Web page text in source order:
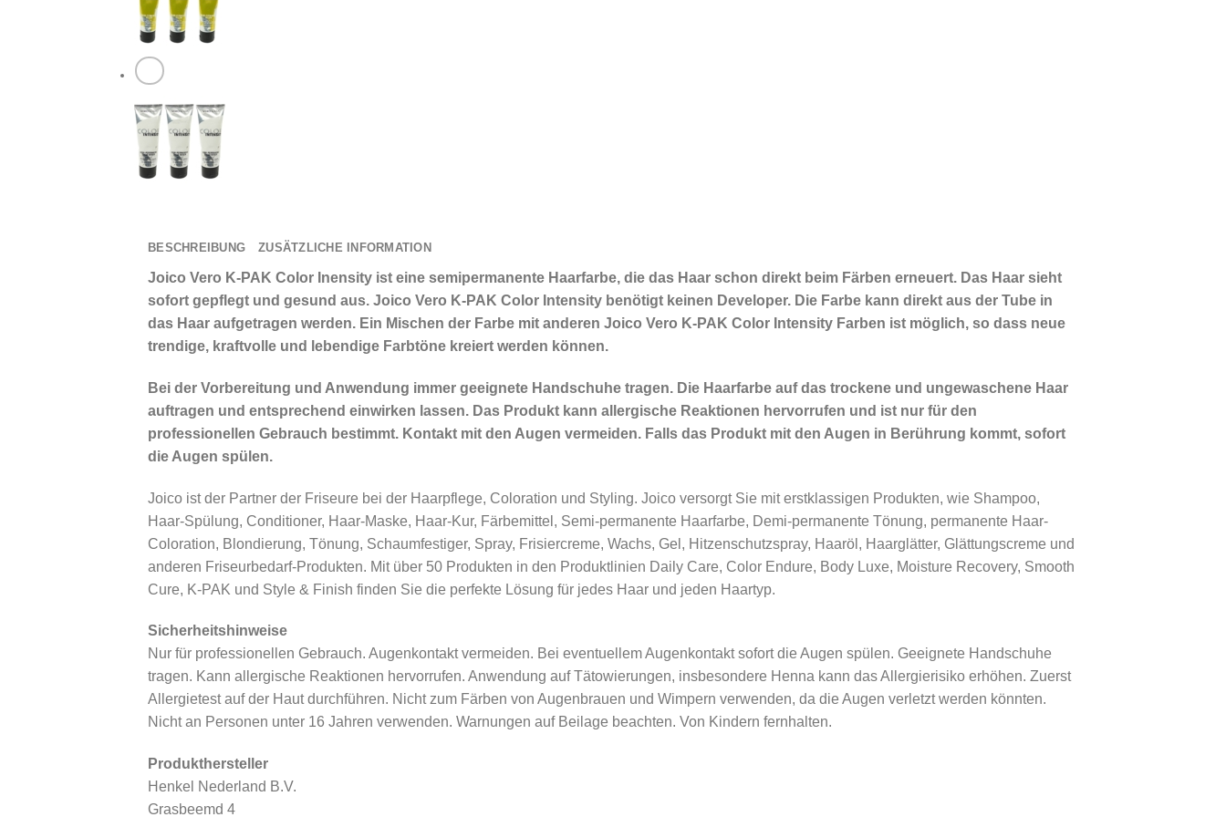
2x118ml
Menge
BESCHREIBUNG ZUSÄTZLICHE INFORMATION
Joico Vero K-PAK Color Inensity ist eine semipermanente Haarfarbe, die das Haar schon direkt beim Färben erneuert. Das Haar sieht
sofort gepflegt und gesund aus. Joico Vero K-PAK Color Intensity benötigt keinen Developer. Die Farbe kann direkt aus der Tube in
das Haar aufgetragen werden. Ein Mischen der Farbe mit anderen Joico Vero K-PAK Color Intensity Farben ist möglich, so dass neue
trendige, kraftvolle und lebendige Farbtöne kreiert werden können.
Bei der Vorbereitung und Anwendung immer geeignete Handschuhe tragen. Die Haarfarbe auf das trockene und ungewaschene Haar
auftragen und entsprechend einwirken lassen. Das Produkt kann allergische Reaktionen hervorrufen und ist nur für den
professionellen Gebrauch bestimmt. Kontakt mit den Augen vermeiden. Falls das Produkt mit den Augen in Berührung kommt, sofort
die Augen spülen.
Joico ist der Partner der Friseure bei der Haarpflege, Coloration und Styling. Joico versorgt Sie mit erstklassigen Produkten, wie Shampoo,
Haar-Spülung, Conditioner, Haar-Maske, Haar-Kur, Färbemittel, Semi-permanente Haarfarbe, Demi-permanente Tönung, permanente Haar-
Coloration, Blondierung, Tönung, Schaumfestiger, Spray, Frisiercreme, Wachs, Gel, Hitzenschutzspray, Haaröl, Haarglätter, Glättungscreme und
anderen Friseurbedarf-Produkten. Mit über 50 Produkten in den Produktlinien Daily Care, Color Endure, Body Luxe, Moisture Recovery, Smooth
Cure, K-PAK und Style & Finish finden Sie die perfekte Lösung für jedes Haar und jeden Haartyp.
Sicherheitshinweise
Nur für professionellen Gebrauch. Augenkontakt vermeiden. Bei eventuellem Augenkontakt sofort die Augen spülen. Geeignete Handschuhe
tragen. Kann allergische Reaktionen hervorrufen. Anwendung auf Tätowierungen, insbesondere Henna kann das Allergierisiko erhöhen. Zuerst
Allergietest auf der Haut durchführen. Nicht zum Färben von Augenbrauen und Wimpern verwenden, da die Augen verletzt werden könnten.
Nicht an Personen unter 16 Jahren verwenden. Warnungen auf Beilage beachten. Von Kindern fernhalten.
Produkthersteller
Henkel Nederland B.V.
Grasbeemd 4